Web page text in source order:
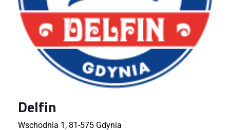
Delfin
Wschodnia 1, 81-575 Gdynia